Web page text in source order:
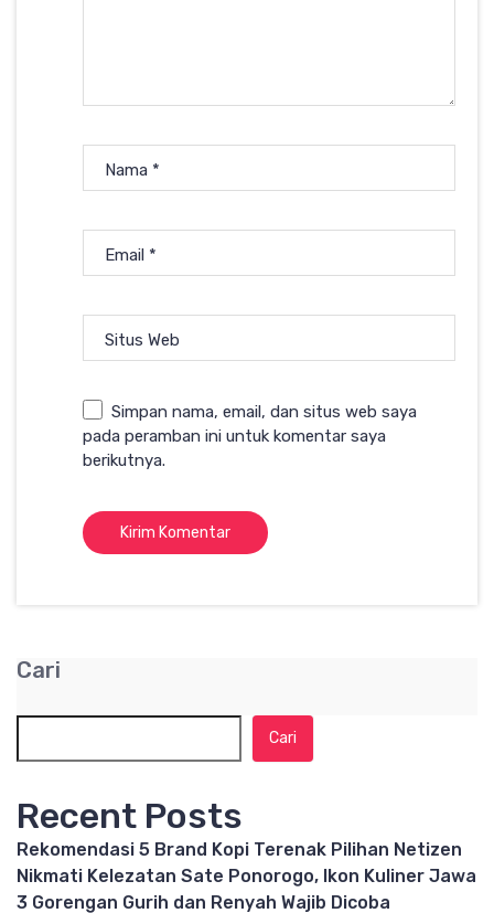
Nama *
Email *
Situs Web
Simpan nama, email, dan situs web saya
pada peramban ini untuk komentar saya
berikutnya.
Cari
Cari
Recent Posts
Rekomendasi 5 Brand Kopi Terenak Pilihan Netizen
Nikmati Kelezatan Sate Ponorogo, Ikon Kuliner Jawa
3 Gorengan Gurih dan Renyah Wajib Dicoba